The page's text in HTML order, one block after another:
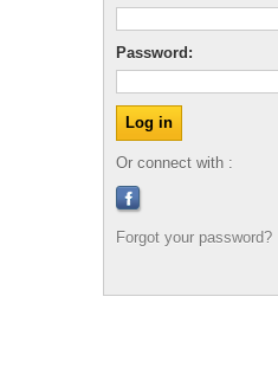
Password:
Or connect with :
Forgot your password?